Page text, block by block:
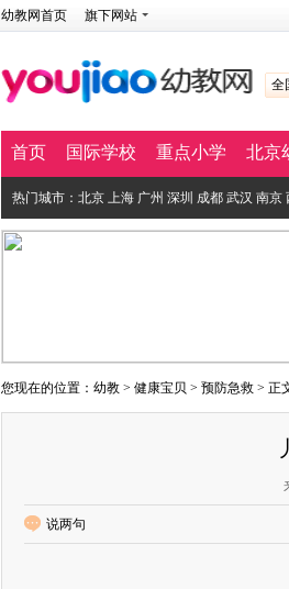
幼教网首页 旗下网站
全
首页 国际学校 重点小学 北京
热门城市： 北京 上海 广州 深圳 成都 武汉 南京
您现在的位置： 幼教 > 健康宝贝 > 预防急救 > 正
说两句